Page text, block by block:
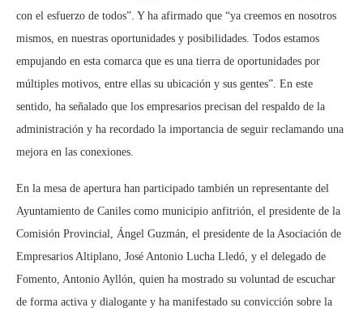
con el esfuerzo de todos”. Y ha afirmado que “ya creemos en nosotros
mismos, en nuestras oportunidades y posibilidades. Todos estamos
empujando en esta comarca que es una tierra de oportunidades por
múltiples motivos, entre ellas su ubicación y sus gentes”. En este
sentido, ha señalado que los empresarios precisan del respaldo de la
administración y ha recordado la importancia de seguir reclamando una
mejora en las conexiones.
En la mesa de apertura han participado también un representante del
Ayuntamiento de Caniles como municipio anfitrión, el presidente de la
Comisión Provincial, Ángel Guzmán, el presidente de la Asociación de
Empresarios Altiplano, José Antonio Lucha Lledó, y el delegado de
Fomento, Antonio Ayllón, quien ha mostrado su voluntad de escuchar
de forma activa y dialogante y ha manifestado su convicción sobre la